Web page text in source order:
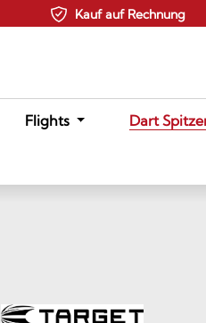
Kauf auf Rechnung
Flights Dart